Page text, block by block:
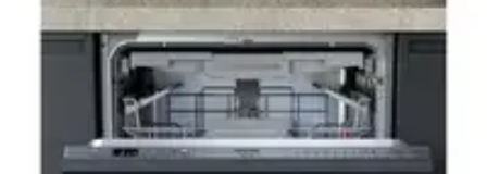
Electro Shopping
Smartphone e AccessoriElettrodomestici
ElettrodomesticiAspirapolvereTendenze
Electro Shopping